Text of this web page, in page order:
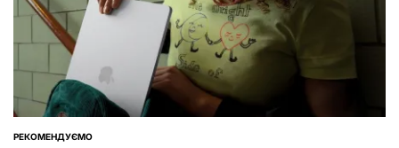
ОПУБЛІКУВАТИ
РЕКОМЕНДУЄМО